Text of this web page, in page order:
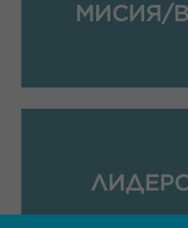
МИСИЯ/